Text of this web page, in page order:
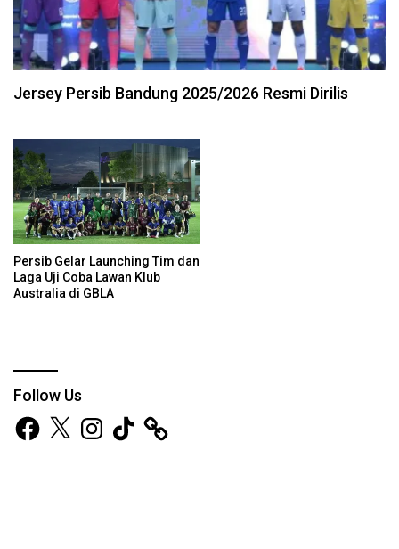
Jersey Persib Bandung 2025/2026 Resmi Dirilis
Persib Gelar Launching Tim dan
Laga Uji Coba Lawan Klub
Australia di GBLA
Follow Us
Facebook
X Instagram
TikTok